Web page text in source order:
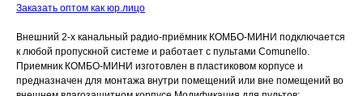
Заказать оптом как юр.лицо
Внешний 2-х канальный радио-приёмник КОМБО-МИНИ подключается
к любой пропускной системе и работает с пультами Comunello.
Приемник КОМБО-МИНИ изготовлен в пластиковом корпусе и
предназначен для монтажа внутри помещений или вне помещений во